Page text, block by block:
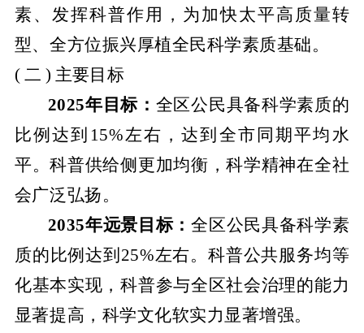
素、发挥科普作用，为加快太平高质量转
型、全方位振兴厚植全民科学素质基础。
( 二 ) 主要目标
2025年目标： 全区公民具备科学素质的
比例达到 15%左右，达到全市同期平均水
平。科普供给侧更加均衡，科学精神在全社
会广泛弘扬。
2035年远景目标：全区公民具备科学素
质的比例达到 25%左右。科普公共服务均等
化基本实现，科普参与全区社会治理的能力
显著提高，科学文化软实力显著增强。